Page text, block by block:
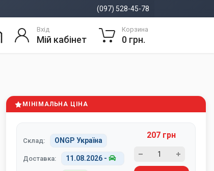
(097) 528-45-78
Вхід
Мій кабінет
Корзина
0 грн.
МІНІМАЛЬНА ЦІНА
Склад: ONGP Україна
Доставка: 11.08.2026 -
207 грн